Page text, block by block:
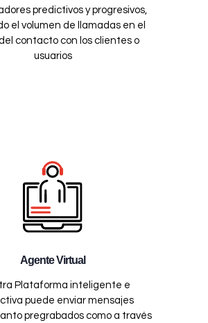
predictivos y progresivos,
el volumen de llamadas en el
contacto con los clientes o
usuarios
Agente Virtual
Plataforma inteligente e
puede enviar mensajes
pregrabados como a través